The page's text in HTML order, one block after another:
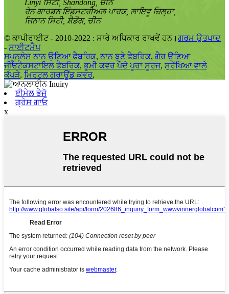
Linyi ਸਿਟੀ, Shandong, ਚੀਨ
ਰੇਨ ਗਾਰਡਨ ਇੰਡਸਟਰੀਅਲ ਪਾਰਕ, ​​ਲਾਇਵੂ ਜ਼ਿਲ੍ਹਾ,
ਜਿਨਾਨ ਸਿਟੀ, ਸ਼ੈਡੋਂਗ, ਚੀਨ
© ਕਾਪੀਰਾਈਟ - 2010-2022 : ਸਾਰੇ ਅਧਿਕਾਰ ਰਾਖਵੇਂ ਹਨ। ਗਰਮ ਉਤਪਾਦ
- ਸਾਈਟਮੈਪ
ਸਪੂਨਲੇਸ ਨਾਨ ਉਣਿਆ ਫੈਬਰਿਕ,ਨਾਨ ਬੁਣੇ ਫੈਬਰਿਕ, ਗੈਰ ਉਣਿਆ
ਜੀਓਟੈਕਸਟਾਇਲ ਫੈਬਰਿਕ, ਭੂਮੀ ਕਵਰ ਪੌਦੇ ਪੂਰਾ ਸੂਰਜ, ਸੁਰੱਖਿਆ ਵਾਲੇ
ਕੱਪੜੇ, ਮਿਰਟਲ ਗਰਾਊਂਡ ਕਵਰ,
ਈਮੇਲ ਭੇਜੋ
ਗ੍ਰੇਸ ਗਾਓ
x